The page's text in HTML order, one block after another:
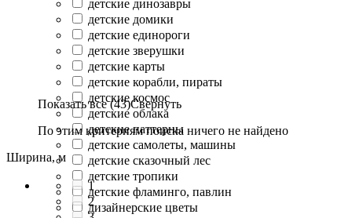
детские динозавры
детские домики
детские единороги
детские зверушки
детские карты
детские корабли, пираты
детские космос
детские облака
детские паттерны
детские самолеты, машины
детские сказочный лес
детские тропики
детские фламинго, павлин
дизайнерские цветы
Показать все (43)Свернуть
По этим критериям поиска ничего не найдено
Ширина, м
1
2